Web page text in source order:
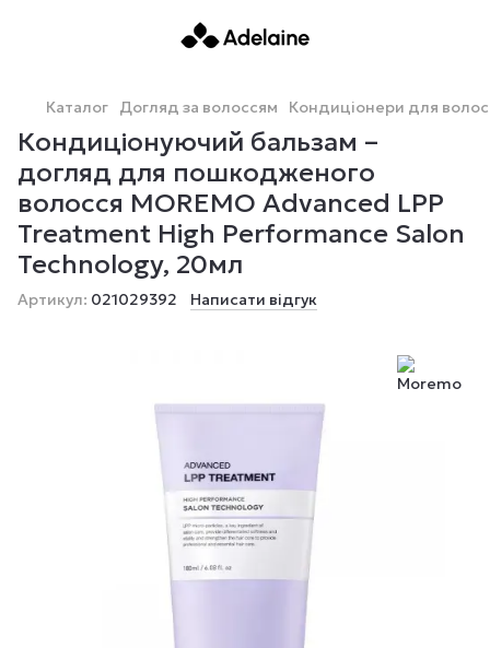
Каталог Догляд за волоссям Кондиціонери для
Кондиціонуючий бальзам –
догляд для пошкодженого
волосся MOREMO Advanced LPP
Treatment High Performance Salon
Technology, 20мл
Артикул: 021029392 Написати відгук